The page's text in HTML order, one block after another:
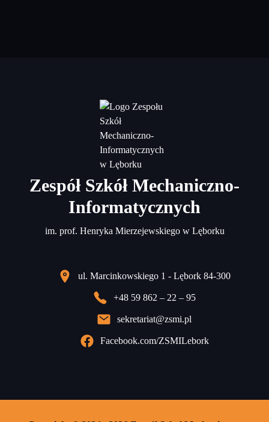
Zespół Szkół Mechaniczno-
Informatycznych
im. prof. Henryka Mierzejewskiego w Lęborku
ul. Marcinkowskiego 1 - Lębork 84-300
+48 59 862 – 22 – 95
sekretariat@zsmi.pl
Facebook.com/ZSMILebork